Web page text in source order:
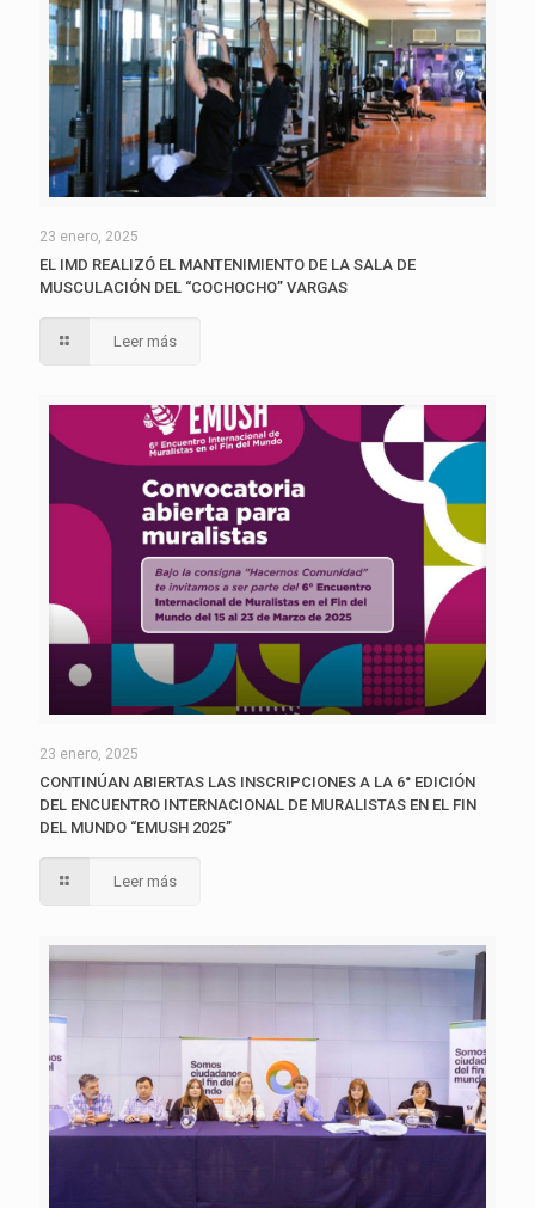
23 enero, 2025
EL IMD REALIZÓ EL MANTENIMIENTO DE LA SALA DE
MUSCULACIÓN DEL “COCHOCHO” VARGAS
Leer más
23 enero, 2025
CONTINÚAN ABIERTAS LAS INSCRIPCIONES A LA 6° EDICIÓN
DEL ENCUENTRO INTERNACIONAL DE MURALISTAS EN EL FIN
DEL MUNDO “EMUSH 2025”
Leer más